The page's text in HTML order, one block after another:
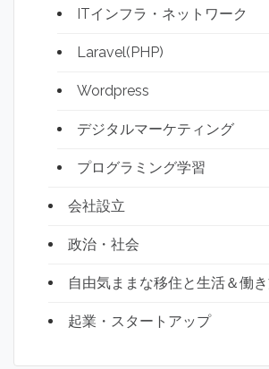
ITインフラ・ネットワーク
Laravel(PHP)
Wordpress
デジタルマーケティング
プログラミング学習
会社設立
政治・社会
自由気ままな移住と生活＆働
起業・スタートアップ